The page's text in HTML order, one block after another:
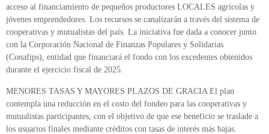
acceso al financiamiento de pequeños productores LOCALES agrícolas y
jóvenes emprendedores. Los recursos se canalizarán a través del sistema de
cooperativas y mutualistas del país. La iniciativa fue dada a conocer junto
con la Corporación Nacional de Finanzas Populares y Solidarias
(Conafips), entidad que financiará el fondo con los excedentes obtenidos
durante el ejercicio fiscal de 2025.
MENORES TASAS Y MAYORES PLAZOS DE GRACIA El plan
contempla una reducción en el costo del fondeo para las cooperativas y
mutualistas participantes, con el objetivo de que ese beneficio se traslade a
los usuarios finales mediante créditos con tasas de interés más bajas.